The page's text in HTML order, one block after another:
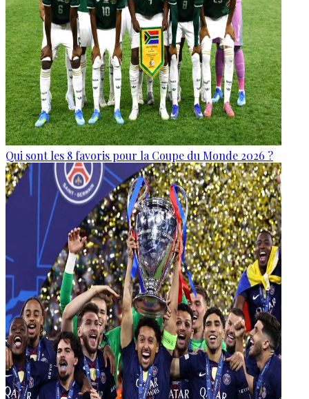
Qui sont les 8 favoris pour la Coupe du Monde 2026 ?